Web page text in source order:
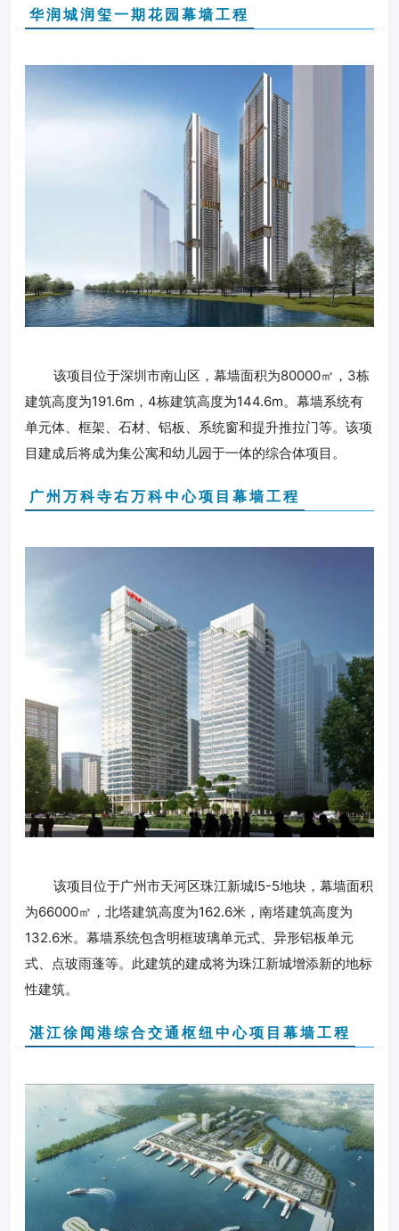
华润城润玺一期花园幕墙工程
该项目位于深圳市南山区，幕墙面积为80000㎡，3栋
建筑高度为191.6m，4栋建筑高度为144.6m。幕墙系统有
单元体、框架、石材、铝板、系统窗和提升推拉门等。该项
目建成后将成为集公寓和幼儿园于一体的综合体项目。
广州万科寺右万科中心项目幕墙工程
该项目位于广州市天河区珠江新城I5-5地块，幕墙面积
为66000㎡，北塔建筑高度为162.6米，南塔建筑高度为
132.6米。幕墙系统包含明框玻璃单元式、异形铝板单元
式、点玻雨蓬等。此建筑的建成将为珠江新城增添新的地标
性建筑。
湛江徐闻港综合交通枢纽中心项目幕墙工程